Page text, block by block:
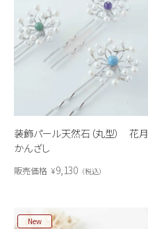
装飾パール天然石（丸型） 花月
かんざし
販売価格 ¥9,130 税込
New